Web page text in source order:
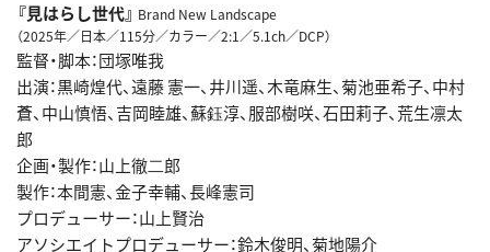
『見はらし世代』 Brand New Landscape
（2025年／日本／115分／カラー／2:1／5.1ch／DCP）
監督・脚本：団塚唯我
出演：黒崎煌代、遠藤 憲一、井川遥、木竜麻生、菊池亜希子、中村
蒼、中山慎悟、吉岡睦雄、蘇鈺淳、服部樹咲、石田莉子、荒生凛太
郎
企画・製作：山上徹⼆郎
製作：本間憲、金子幸輔、長峰憲司
プロデューサー：山上賢治
アソシエイトプロデューサー：鈴木俊明、菊地陽介